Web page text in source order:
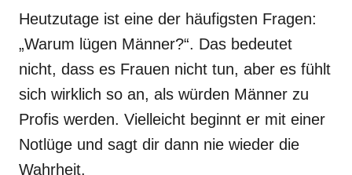
Heutzutage ist eine der häufigsten Fragen:
„Warum lügen Männer?“. Das bedeutet
nicht, dass es Frauen nicht tun, aber es fühlt
sich wirklich so an, als würden Männer zu
Profis werden. Vielleicht beginnt er mit einer
Notlüge und sagt dir dann nie wieder die
Wahrheit.